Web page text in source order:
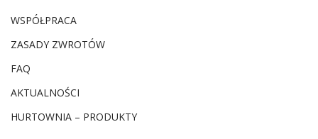
WSPÓŁPRACA
ZASADY ZWROTÓW
FAQ
AKTUALNOŚCI
HURTOWNIA – PRODUKTY